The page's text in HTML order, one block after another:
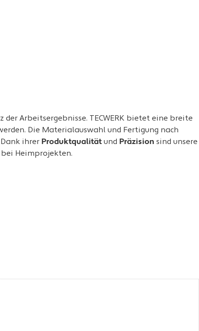
Arbeitsergebnisse. TECWERK bietet eine breite
Die Materialauswahl und Fertigung nach
ihrer Produktqualität und Präzision sind unsere
bei Heimprojekten.